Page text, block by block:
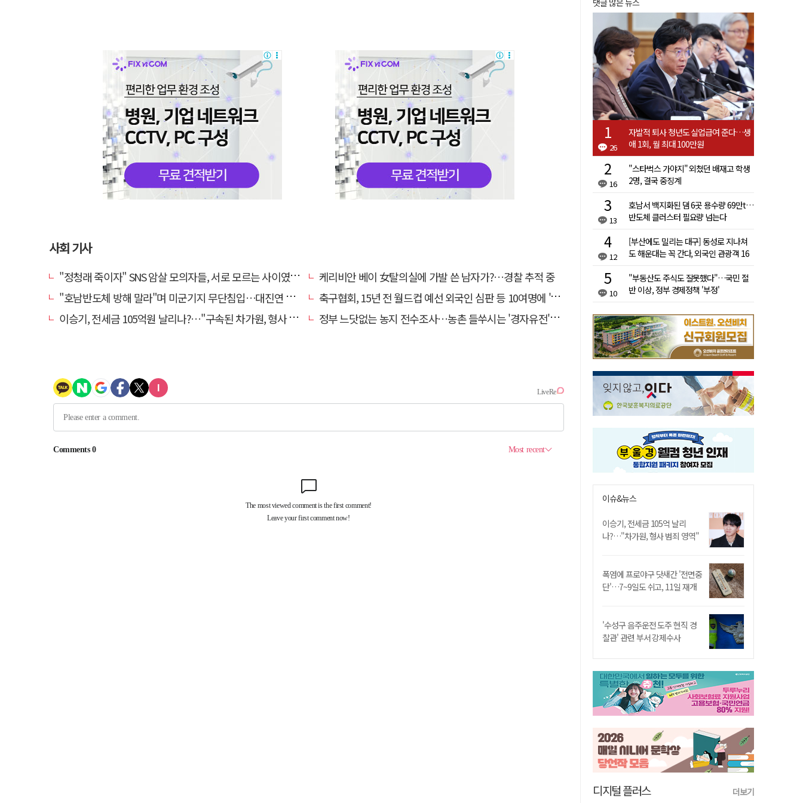
사회 기사
"정청래 죽이자" SNS 암살 모의자들, 서로 모르는 사이였다…檢송치
케리비안 베이 女탈의실에 가발 쓴 남자가?…경찰 추적 중
"호남반도체 방해 말라"며 미군기지 무단침입…대진연 회원 3명 '구속'
축구협회, 15년 전 월드컵 예선 외국인 심판 등 10여명에 '성 접대'
이승기, 전세금 105억원 날리나?…"구속된 차가원, 형사 범죄 영역"
정부 느닷없는 농지 전수조사…농촌 들쑤시는 '경자유전'의 칼날
댓글 많은 뉴스
26
자발적 퇴사 청년도 실업급여 준다…생
애 1회, 월 최대 100만원
16
"스타벅스 가야지" 외쳤던 배재고 학생
2명, 결국 중징계
13
호남서 백지화된 댐 6곳 용수량 69만t…
반도체 클러스터 필요량 넘는다
12
[부산에도 밀리는 대구] 동성로 지나쳐
도 해운대는 꼭 간다, 외국인 관광객 16
10
"부동산도 주식도 잘못했다"…국민 절
반 이상, 정부 경제정책 '부정'
이슈&뉴스
이승기, 전세금 105억 날리
나?…"차가원, 형사 범죄 영역"
폭염에 프로야구 닷새간 '전면중
단'…7~9일도 쉬고, 11일 재개
'수성구 음주운전 도주 현직 경
찰관' 관련 부서 강제수사
디지털 플러스 더보기